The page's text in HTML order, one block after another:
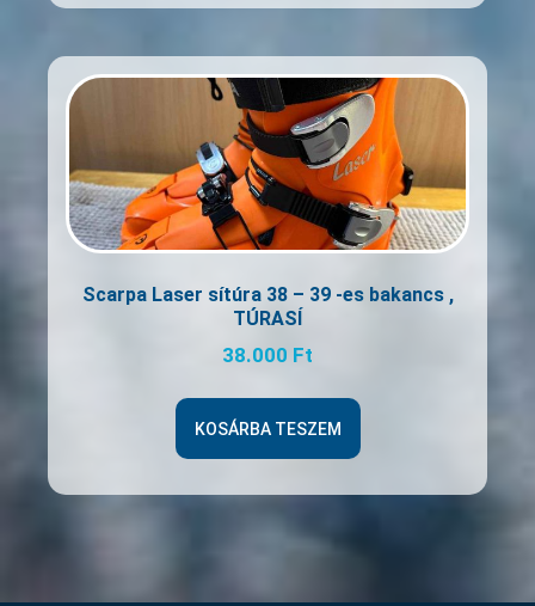
Scarpa Laser sítúra 38 – 39 -es bakancs ,
TÚRASÍ
38.000 Ft
KOSÁRBA TESZEM